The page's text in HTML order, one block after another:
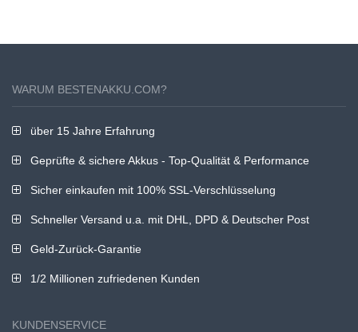
WARUM BESTENAKKU.COM?
über 15 Jahre Erfahrung
Geprüfte & sichere Akkus - Top-Qualität & Performance
Sicher einkaufen mit 100% SSL-Verschlüsselung
Schneller Versand u.a. mit DHL, DPD & Deutscher Post
Geld-Zurück-Garantie
1/2 Millionen zufriedenen Kunden
KUNDENSERVICE